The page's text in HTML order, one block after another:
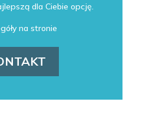
dla Ciebie opcję.
na stronie